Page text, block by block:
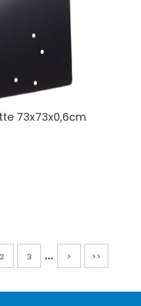
73x73x0,6cm
2 3 ... > >>